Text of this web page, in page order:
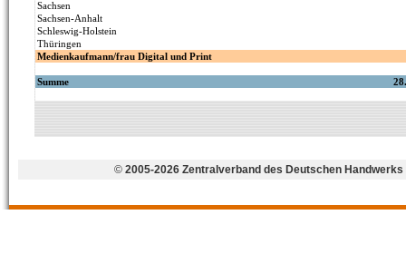
© 2005-2026 Zentralverband des Deutschen Handwerks